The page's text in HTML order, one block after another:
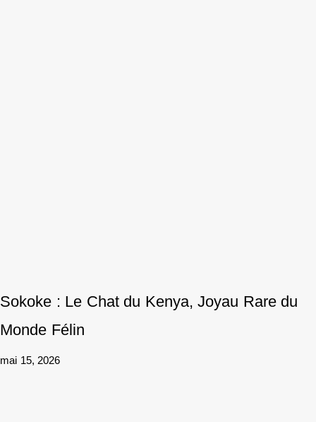
Sokoke : Le Chat du Kenya, Joyau Rare du
Monde Félin
mai 15, 2026